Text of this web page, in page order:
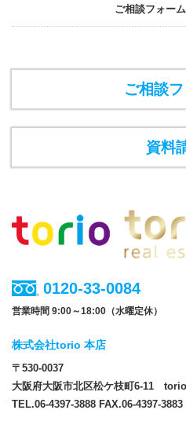
ご相談フォー
ご相談
資料
0120-33-0084
営業時間 9:00～18:00（水曜定休）
株式会社torio 本店
〒530-0037
大阪府大阪市北区松ケ枝町6-11
TEL.06-4397-3888 FAX.06-4397-3883